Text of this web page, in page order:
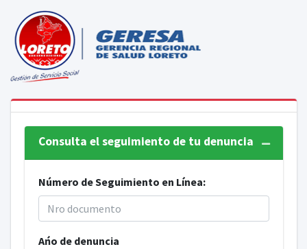
Consulta el seguimiento de tu denuncia
Número de Seguimiento en Línea:
Ańo de denuncia